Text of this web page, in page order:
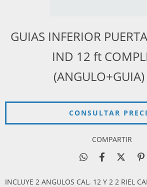
GUIAS INFERIOR
IND 12 ft
COMPARTIR
INCLUYE 2 ANGULOS CAL. 12 Y 2 2 RIEL